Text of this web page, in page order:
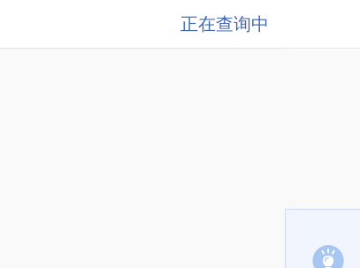
正在查询中